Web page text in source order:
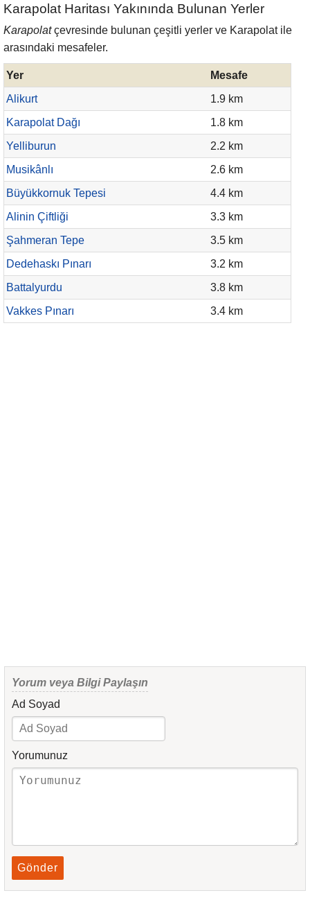
Karapolat Haritası Yakınında Bulunan Yerler
Karapolatçevresinde bulunan çeşitli yerler ve Karapolat ile
arasındaki mesafeler.
Yer
Mesafe
Alikurt
1.9 km
Karapolat Dağı
1.8 km
Yelliburun
2.2 km
Musikânlı
2.6 km
Büyükkornuk Tepesi
4.4 km
Alinin Çiftliği
3.3 km
Şahmeran Tepe
3.5 km
Dedehaskı Pınarı
3.2 km
Battalyurdu
3.8 km
Vakkes Pınarı
3.4 km
Yorum veya Bilgi Paylaşın
Ad Soyad
Yorumunuz
Gönder